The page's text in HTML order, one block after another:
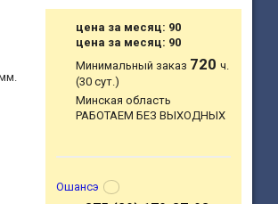
цена за месяц: 90
цена за месяц: 90
Минимальный заказ 720ч.
(30 сут.)
Минская область
РАБОТАЕМ БЕЗ ВЫХОДНЫХ
Ошансэ